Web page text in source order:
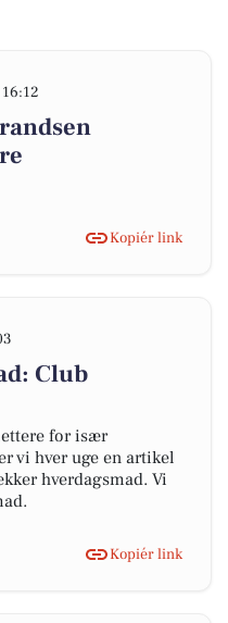
Kopiér link
Club
for især
vi hver uge en artikel
hverdagsmad. Vi
Kopiér link